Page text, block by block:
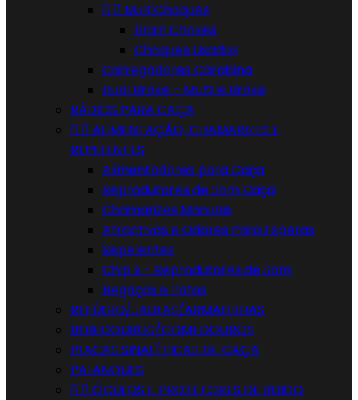
  MultiChoques
Brain Chokes
Choques Usados
Carregadores Carabina
Dual Brake - Muzzle Brake
RÁDIOS PARA CAÇA
  ALIMENTAÇÃO, CHAMARIZES E
REPELENTES
Alimentadores para Caça
Reprodutores de Som Caça
Chamarizes Manuais
Atractivos e Odores Para Esperas
Repelentes
Chip s - Reprodutores de Som
Negaças e Patos
REFÚGIO/JAULAS/ARMADILHAS
BEBEDOUROS/COMEDOUROS
PLACAS SINALÉTICAS DE CAÇA
PALANQUES
  ÓCULOS E PROTETORES DE RUIDO